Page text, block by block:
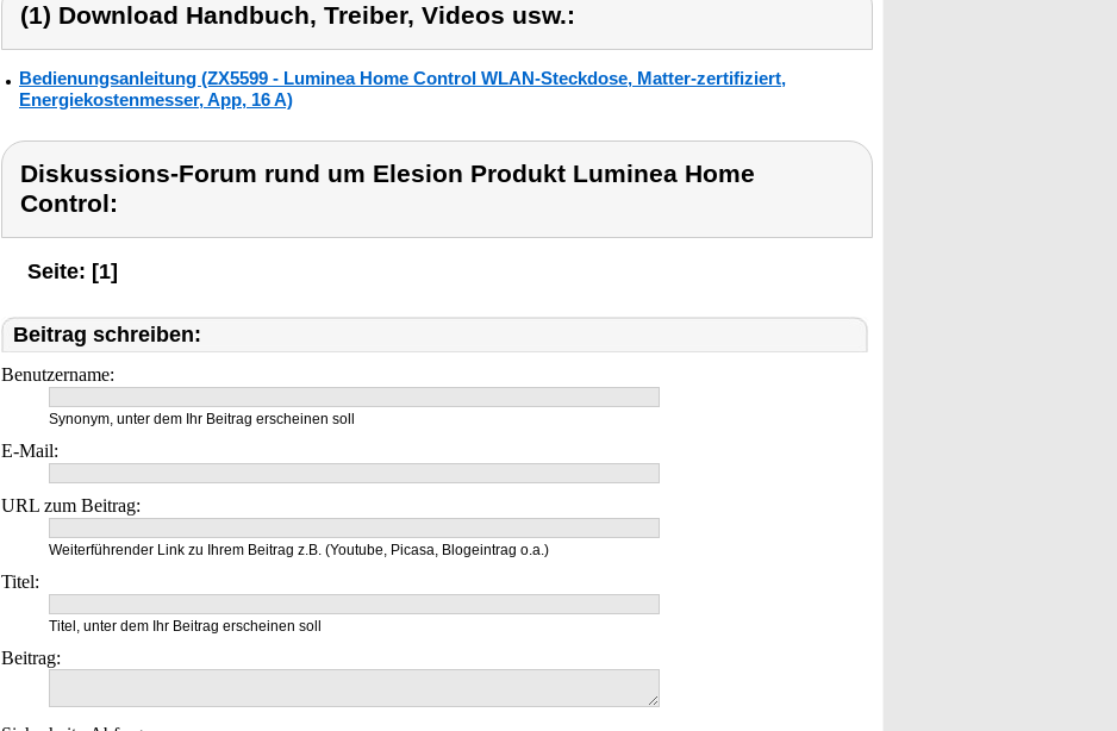
(1) Download Handbuch, Treiber, Videos usw.:
Bedienungsanleitung (ZX5599 - Luminea Home Control WLAN-Steckdose, Matter-zertifiziert,
Energiekostenmesser, App, 16 A)
Diskussions-Forum rund um Elesion Produkt Luminea Home
Control:
Seite: [1]
Beitrag schreiben:
Benutzername:
Synonym, unter dem Ihr Beitrag erscheinen soll
E-Mail:
URL zum Beitrag:
Weiterführender Link zu Ihrem Beitrag z.B. (Youtube, Picasa, Blogeintrag o.a.)
Titel:
Titel, unter dem Ihr Beitrag erscheinen soll
Beitrag: